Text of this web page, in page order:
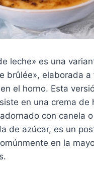
leche» es una
brûlée», elaborada
el horno. Esta
en una crema de
con canela
de azúcar, es un
en la